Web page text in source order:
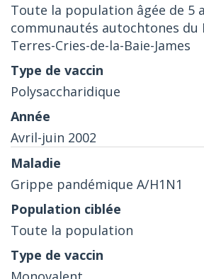
Toute la population âgée de 5
communautés autochtones du
Terres-Cries-de-la-Baie-James
Polysaccharidique
Avril-juin 2002
Grippe pandémique A/H1N1
Toute la population